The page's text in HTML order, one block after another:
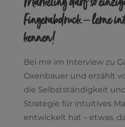
Fingerabdruck – lerne
kennen!
Bei mir im Interview zu
Oxenbauer und erzählt
die Selbstständigkeit
Strategie für intuitives
entwickelt hat – etwas,